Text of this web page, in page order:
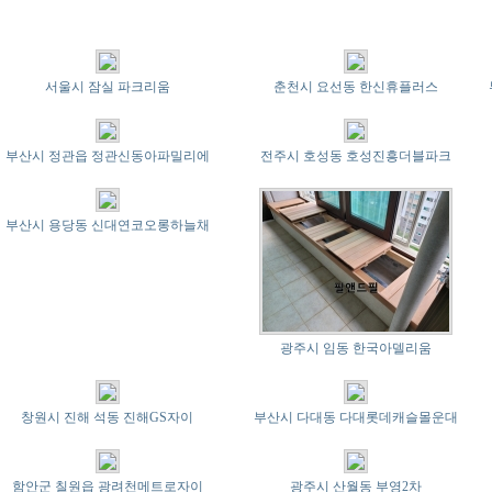
서울시 잠실 파크리움 춘천시 요선동 한신휴플러스
부산시 정관읍 정관신동아파밀리에 전주시 호성동 호성진흥더블파크
부산시 용당동 신대연코오롱하늘채
광주시 임동 한국아델리움
창원시 진해 석동 진해GS자이 부산시 다대동 다대롯데캐슬몰운대
함안군 칠원읍 광려천메트로자이 광주시 산월동 부영2차